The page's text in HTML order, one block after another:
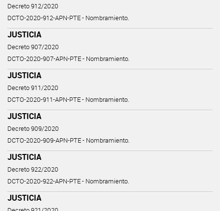
Decreto 912/2020
DCTO-2020-912-APN-PTE - Nombramiento.
JUSTICIA
Decreto 907/2020
DCTO-2020-907-APN-PTE - Nombramiento.
JUSTICIA
Decreto 911/2020
DCTO-2020-911-APN-PTE - Nombramiento.
JUSTICIA
Decreto 909/2020
DCTO-2020-909-APN-PTE - Nombramiento.
JUSTICIA
Decreto 922/2020
DCTO-2020-922-APN-PTE - Nombramiento.
JUSTICIA